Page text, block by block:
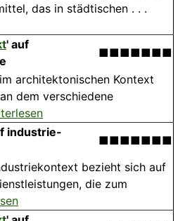
das in städtischen . . .
' auf
■■■■■■■
architektonischen Kontext
dem verschiedene
industrie-
■■■■■■■
bezieht sich auf
die zum